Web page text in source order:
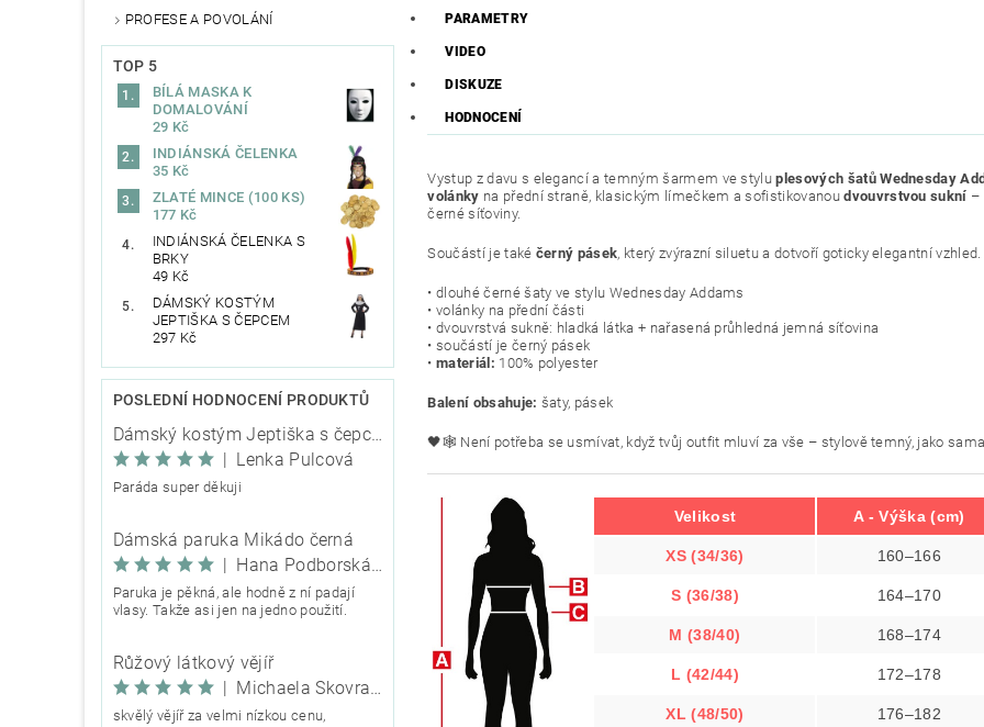
PROFESE A POVOLÁNÍ
TOP 5
BÍLÁ MASKA K
DOMALOVÁNÍ
29 Kč
INDIÁNSKÁ ČELENKA
35 Kč
ZLATÉ MINCE (100 KS)
177 Kč
INDIÁNSKÁ ČELENKA S
BRKY
49 Kč
DÁMSKÝ KOSTÝM
JEPTIŠKA S ČEPCEM
297 Kč
POSLEDNÍ HODNOCENÍ PRODUKTŮ
Dámský kostým Jeptiška s čepcem
Lenka Pulcová
Paráda super děkuji
Dámská paruka Mikádo černá
Hana Podborská TRIXIE
Paruka je pěkná, ale hodně z ní padají
vlasy. Takže asi jen na jedno použití.
Růžový látkový vějíř
Michaela Škovranová
skvělý vějíř za velmi nízkou cenu,
PARAMETRY
VIDEO
DISKUZE
HODNOCENÍ
Vystup z davu s elegancí a temným šarmem ve styluplesových šatů Wednesday
volánky na přední straně, klasickým límečkem a sofistikovanoudvouvrstvou sukní –
černé síťoviny.
Součástí je také černý pásek, který zvýrazní siluetu a dotvoří goticky elegantní
• dlouhé černé šaty ve stylu Wednesday Addams
• volánky na přední části
• dvouvrstvá sukně: hladká látka + nařasená průhledná jemná síťovina
• součástí je černý pásek
•materiál: 100% polyester
Balení obsahuje: šaty, pásek
🖤🕸️ Není potřeba se usmívat, když tvůj outfit mluví za vše – stylově temný, jako
Velikost A - Výška (cm)
XS (34/36) 160–166
S (36/38) 164–170
M (38/40) 168–174
L (42/44) 172–178
XL (48/50) 176–182